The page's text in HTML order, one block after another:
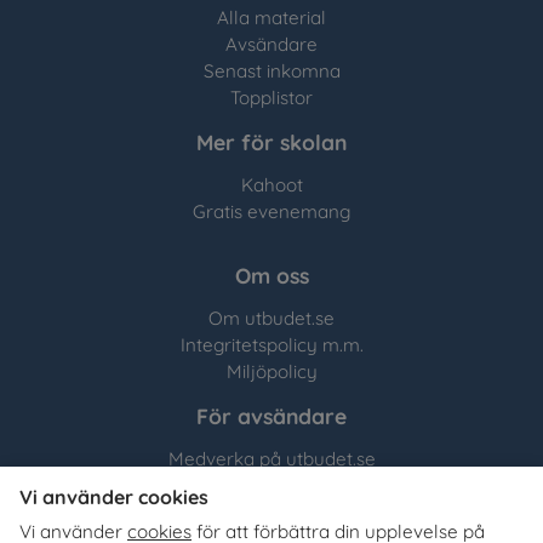
Alla material
Avsändare
Senast inkomna
Topplistor
Mer för skolan
Kahoot
Gratis evenemang
Om oss
Om utbudet.se
Integritetspolicy m.m.
Miljöpolicy
För avsändare
Medverka på utbudet.se
Utbudet.se distribuerar
Vi använder cookies
Vi använder cookies för att förbättra din upplevelse på